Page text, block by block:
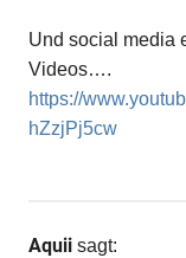
Und social media
Videos….
https://
hZzjPj5cw
Aquii sagt: